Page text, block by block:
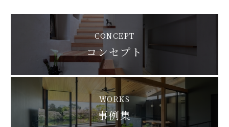
CONCEPT
コンセプト
WORKS
事例集